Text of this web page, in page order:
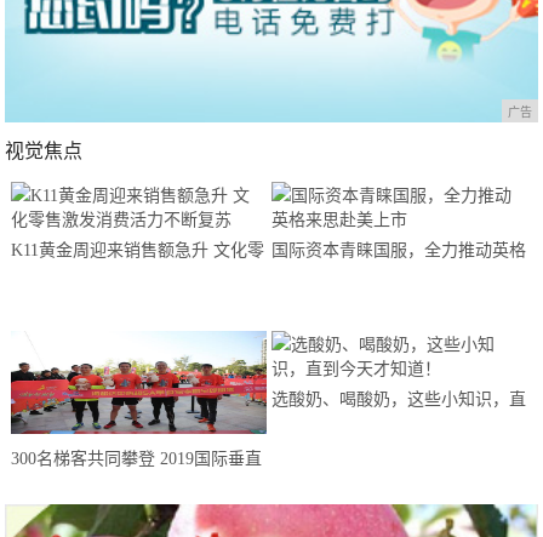
广告
视觉焦点
K11黄金周迎来销售额急升 文化零
国际资本青睐国服，全力推动英格
300名梯客共同攀登 2019国际垂直
站欢乐开跑
选酸奶、喝酸奶，这些小知识，直